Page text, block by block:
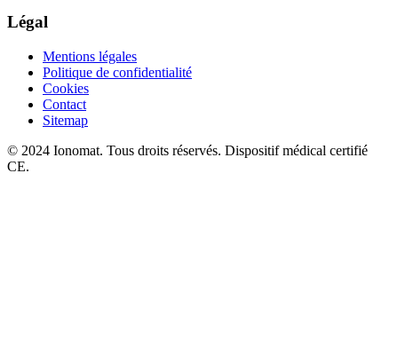
Légal
Mentions légales
Politique de confidentialité
Cookies
Contact
Sitemap
© 2024 Ionomat. Tous droits réservés. Dispositif médical certifié
CE.